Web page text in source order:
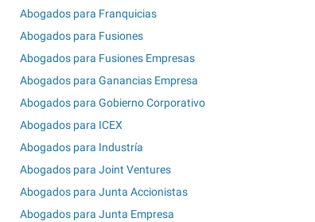
Abogados para Franquicias
Abogados para Fusiones
Abogados para Fusiones Empresas
Abogados para Ganancias Empresa
Abogados para Gobierno Corporativo
Abogados para ICEX
Abogados para Industría
Abogados para Joint Ventures
Abogados para Junta Accionistas
Abogados para Junta Empresa